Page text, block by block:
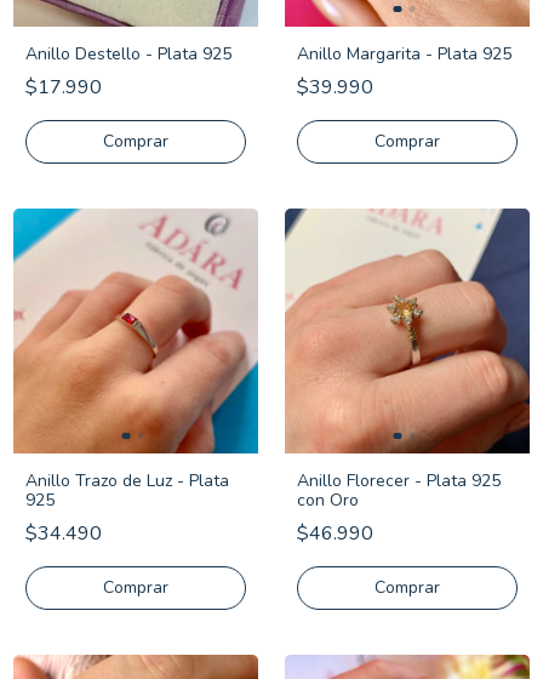
Anillo Destello - Plata 925
$17.990
Comprar
Anillo Margarita - Plata 925
$39.990
Comprar
Anillo Trazo de Luz - Plata
925
$34.490
Comprar
Anillo Florecer - Plata 925
con Oro
$46.990
Comprar